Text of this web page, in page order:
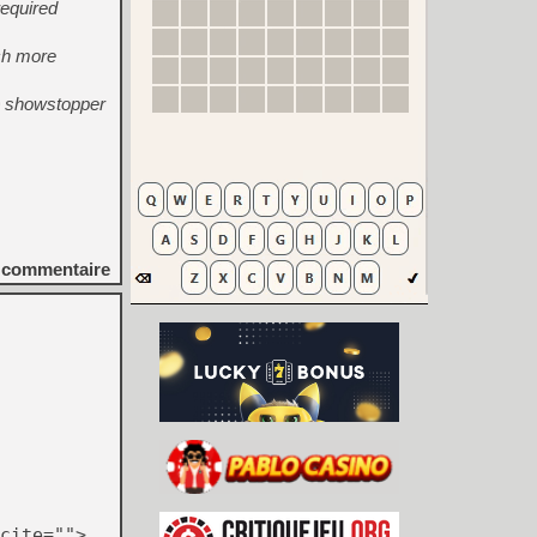
more
showstopper
commentaire